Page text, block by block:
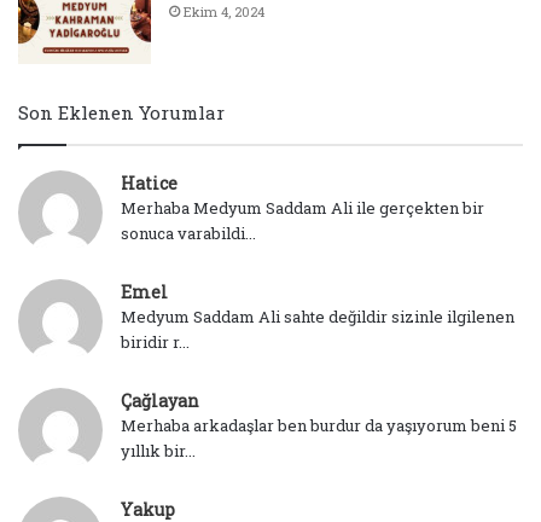
Ekim 4, 2024
Son Eklenen Yorumlar
Hatice
Merhaba Medyum Saddam Ali ile gerçekten bir
sonuca varabildi...
Emel
Medyum Saddam Ali sahte değildir sizinle ilgilenen
biridir r...
Çağlayan
Merhaba arkadaşlar ben burdur da yaşıyorum beni 5
yıllık bir...
Yakup